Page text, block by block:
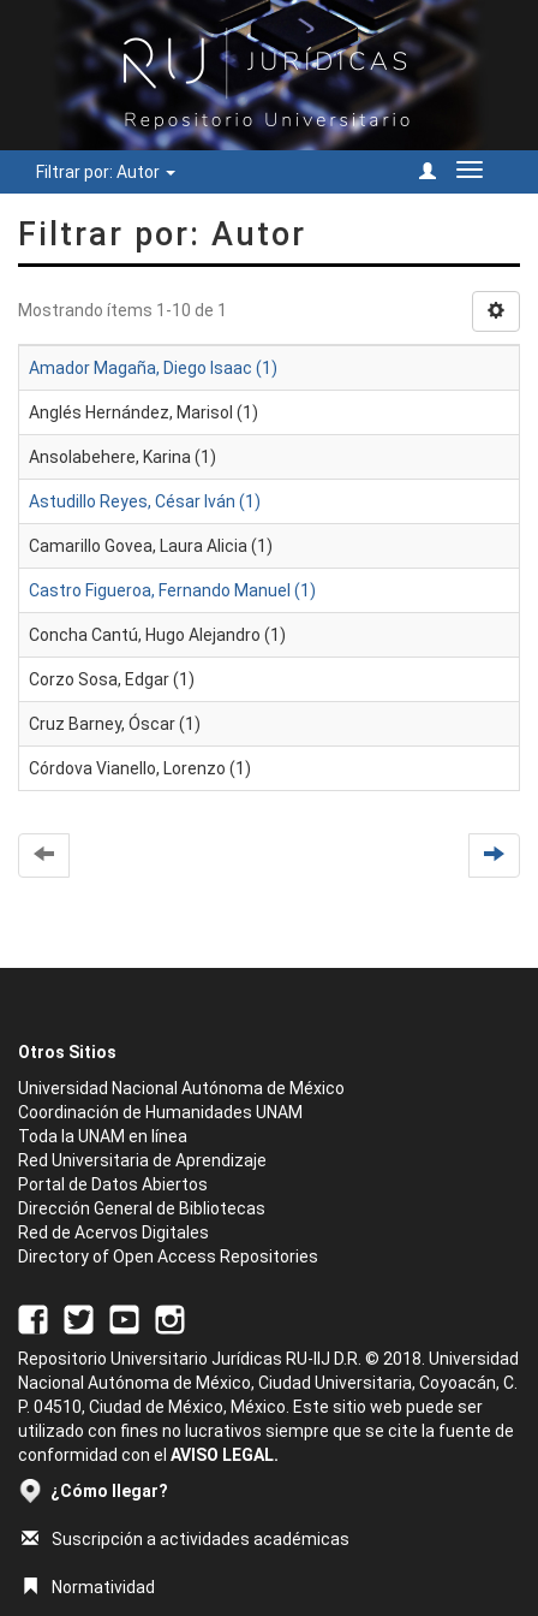
Filtrar por: Autor
Cambiar
Filtrar por: Autor
Mostrando ítems 1-10 de 1
Amador Magaña, Diego Isaac (1)
Anglés Hernández, Marisol (1)
Ansolabehere, Karina (1)
Astudillo Reyes, César Iván (1)
Camarillo Govea, Laura Alicia (1)
Castro Figueroa, Fernando Manuel (1)
Concha Cantú, Hugo Alejandro (1)
Corzo Sosa, Edgar (1)
Cruz Barney, Óscar (1)
Córdova Vianello, Lorenzo (1)
Otros Sitios
Universidad Nacional Autónoma de México
Coordinación de Humanidades UNAM
Toda la UNAM en línea
Red Universitaria de Aprendizaje
Portal de Datos Abiertos
Dirección General de Bibliotecas
Red de Acervos Digitales
Directory of Open Access Repositories
Repositorio Universitario Jurídicas RU-IIJ D.R. © 2018. Universidad
Nacional Autónoma de México, Ciudad Universitaria, Coyoacán, C.
P. 04510, Ciudad de México, México. Este sitio web puede ser
utilizado con fines no lucrativos siempre que se cite la fuente de
conformidad con el AVISO LEGAL.
¿Cómo llegar?
Suscripción a actividades académicas
Normatividad